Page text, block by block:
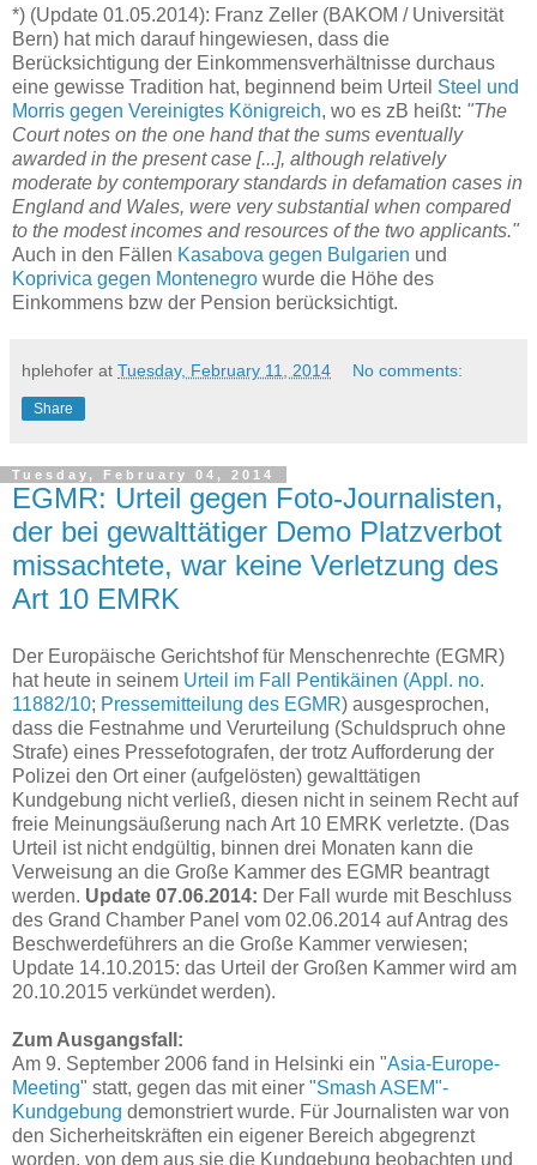
*) (Update 01.05.2014): Franz Zeller (BAKOM / Universität
Bern) hat mich darauf hingewiesen, dass die
Berücksichtigung der Einkommensverhältnisse durchaus
eine gewisse Tradition hat, beginnend beim Urteil Steel und
Morris gegen Vereinigtes Königreich, wo es zB heißt: "The
Court notes on the one hand that the sums eventually
awarded in the present case [...], although relatively
moderate by contemporary standards in defamation cases in
England and Wales, were very substantial when compared
to the modest incomes and resources of the two applicants."
Auch in den Fällen Kasabova gegen Bulgarien und
Koprivica gegen Montenegro wurde die Höhe des
Einkommens bzw der Pension berücksichtigt.
hplehofer at Tuesday, February 11, 2014 No comments:
Share
Tuesday, February 04, 2014
EGMR: Urteil gegen Foto-Journalisten,
der bei gewalttätiger Demo Platzverbot
missachtete, war keine Verletzung des
Art 10 EMRK
Der Europäische Gerichtshof für Menschenrechte (EGMR)
hat heute in seinem Urteil im Fall Pentikäinen (Appl. no.
11882/10; Pressemitteilung des EGMR) ausgesprochen,
dass die Festnahme und Verurteilung (Schuldspruch ohne
Strafe) eines Pressefotografen, der trotz Aufforderung der
Polizei den Ort einer (aufgelösten) gewalttätigen
Kundgebung nicht verließ, diesen nicht in seinem Recht auf
freie Meinungsäußerung nach Art 10 EMRK verletzte. (Das
Urteil ist nicht endgültig, binnen drei Monaten kann die
Verweisung an die Große Kammer des EGMR beantragt
werden. Update 07.06.2014: Der Fall wurde mit Beschluss
des Grand Chamber Panel vom 02.06.2014 auf Antrag des
Beschwerdeführers an die Große Kammer verwiesen;
Update 14.10.2015: das Urteil der Großen Kammer wird am
20.10.2015 verkündet werden).
Zum Ausgangsfall:
Am 9. September 2006 fand in Helsinki ein "Asia-Europe-
Meeting" statt, gegen das mit einer "Smash ASEM"-
Kundgebung demonstriert wurde. Für Journalisten war von
den Sicherheitskräften ein eigener Bereich abgegrenzt
worden, von dem aus sie die Kundgebung beobachten und